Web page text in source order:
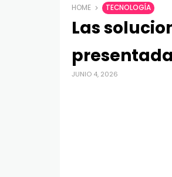
HOME TECNOLOGÍA
Las
JUNIO 4, 2026